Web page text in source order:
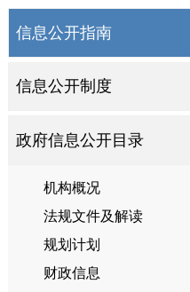
信息公开指南
信息公开制度
政府信息公开目录
机构概况
法规文件及解读
规划计划
财政信息